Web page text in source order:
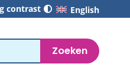
contrast English